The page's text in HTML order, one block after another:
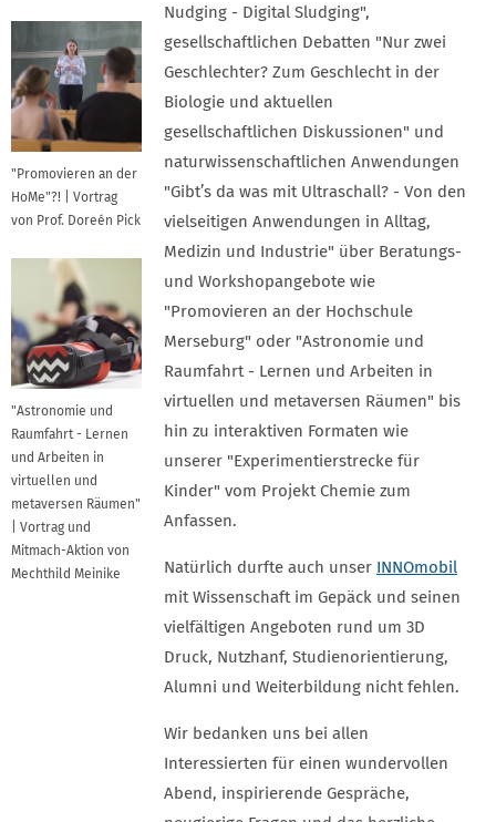
"Promovieren an der
HoMe"?! | Vortrag
von Prof. Doreén Pick
"Astronomie und
Raumfahrt - Lernen
und Arbeiten in
virtuellen und
metaversen Räumen"
| Vortrag und
Mitmach-Aktion von
Mechthild Meinike
Nudging - Digital Sludging",
gesellschaftlichen Debatten "Nur zwei
Geschlechter? Zum Geschlecht in der
Biologie und aktuellen
gesellschaftlichen Diskussionen" und
naturwissenschaftlichen Anwendungen
"Gibt’s da was mit Ultraschall? - Von den
vielseitigen Anwendungen in Alltag,
Medizin und Industrie" über Beratungs-
und Workshopangebote wie
"Promovieren an der Hochschule
Merseburg" oder "Astronomie und
Raumfahrt - Lernen und Arbeiten in
virtuellen und metaversen Räumen" bis
hin zu interaktiven Formaten wie
unserer "Experimentierstrecke für
Kinder" vom Projekt Chemie zum
Anfassen.
Natürlich durfte auch unser INNOmobil
mit Wissenschaft im Gepäck und seinen
vielfältigen Angeboten rund um 3D
Druck, Nutzhanf, Studienorientierung,
Alumni und Weiterbildung nicht fehlen.
Wir bedanken uns bei allen
Interessierten für einen wundervollen
Abend, inspirierende Gespräche,